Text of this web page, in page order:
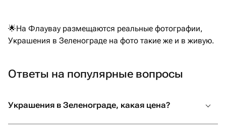
🌟На Флаувау размещаются реальные фотографии,
Украшения в Зеленограде на фото такие же и в живую.
Ответы на популярные вопросы
Украшения в Зеленограде, какая цена?